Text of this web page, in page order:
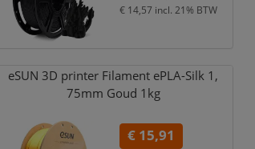
€ 14,57 incl. 21% BTW
eSUN 3D printer Filament ePLA-Silk 1,
75mm Goud 1kg
€ 15,91